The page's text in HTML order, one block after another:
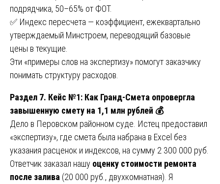
подрядчика, 50–65% от ФОТ.
✅ Индекс пересчета — коэффициент, ежеквартально
утверждаемый Минстроем, переводящий базовые
цены в текущие.
Эти «примеры слов на экспертизу» помогут заказчику
понимать структуру расходов.
Раздел 7. Кейс №1: Как Гранд-Смета опровергла
завышенную смету на 1,1 млн рублей 💰
Дело в Перовском районном суде. Истец предоставил
«экспертизу», где смета была набрана в Excel без
указания расценок и индексов, на сумму 2 300 000 руб.
Ответчик заказал нашу оценку стоимости ремонта
после залива (20 000 руб., двухкомнатная). Я